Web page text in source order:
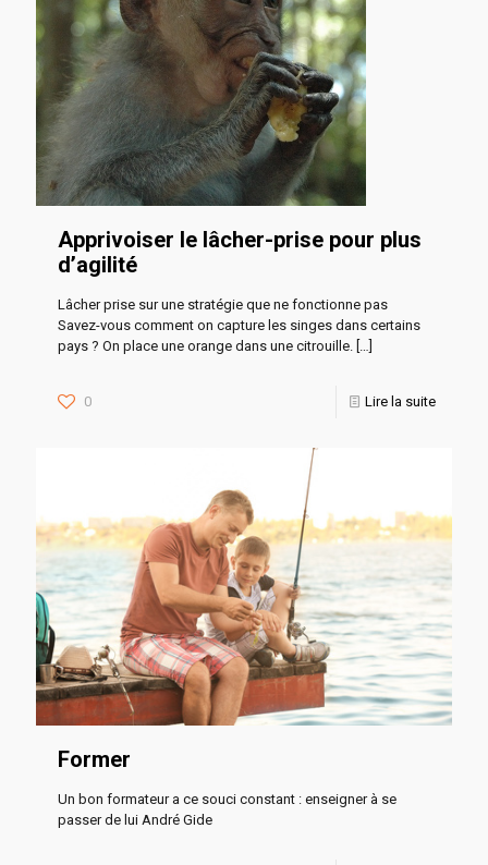
Apprivoiser le lâcher-prise pour plus
d’agilité
Lâcher prise sur une stratégie que ne fonctionne pas
Savez-vous comment on capture les singes dans certains
pays ? On place une orange dans une citrouille.
0 Lire la suite
Former
Un bon formateur a ce souci constant : enseigner à se
passer de lui André Gide